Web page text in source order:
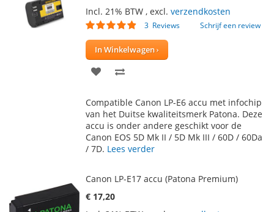
Incl. 21% BTW , excl. verzendkosten
Waardering:
3 Reviews Schrijf een review
In Winkelwagen
VOEG
AAN
VERLANGLIJST
TE
VERGELIJKEN
Compatible Canon LP-E6 accu met infochip
van het Duitse kwaliteitsmerk Patona. Deze
accu is onder andere geschikt voor de
Canon EOS 5D Mk II / 5D Mk III / 60D / 60Da
/ 7D. Lees verder
Canon LP-E17 accu (Patona Premium)
€ 17,20